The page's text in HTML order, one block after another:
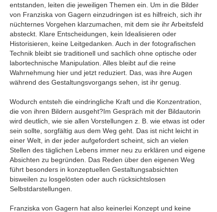
entstanden, leiten die jeweiligen Themen ein. Um in die Bilder
von Franziska von Gagern einzudringen ist es hilfreich, sich ihr
nüchternes Vorgehen klarzumachen, mit dem sie ihr Arbeitsfeld
absteckt. Klare Entscheidungen, kein Idealisieren oder
Historisieren, keine Leitgedanken. Auch in der fotografischen
Technik bleibt sie traditionell und sachlich ohne optische oder
labortechnische Manipulation. Alles bleibt auf die reine
Wahrnehmung hier und jetzt reduziert. Das, was ihre Augen
während des Gestaltungsvorgangs sehen, ist ihr genug.
Wodurch entsteh die eindringliche Kraft und die Konzentration,
die von ihren Bildern ausgeht?Im Gespräch mit der Bildautorin
wird deutlich, wie sie allen Vorstellungen z. B. wie etwas ist oder
sein sollte, sorgfältig aus dem Weg geht. Das ist nicht leicht in
einer Welt, in der jeder aufgefordert scheint, sich an vielen
Stellen des täglichen Lebens immer neu zu erklären und eigene
Absichten zu begründen. Das Reden über den eigenen Weg
führt besonders in konzeptuellen Gestaltungsabsichten
bisweilen zu losgelösten oder auch rücksichtslosen
Selbstdarstellungen.
Franziska von Gagern hat also keinerlei Konzept und keine